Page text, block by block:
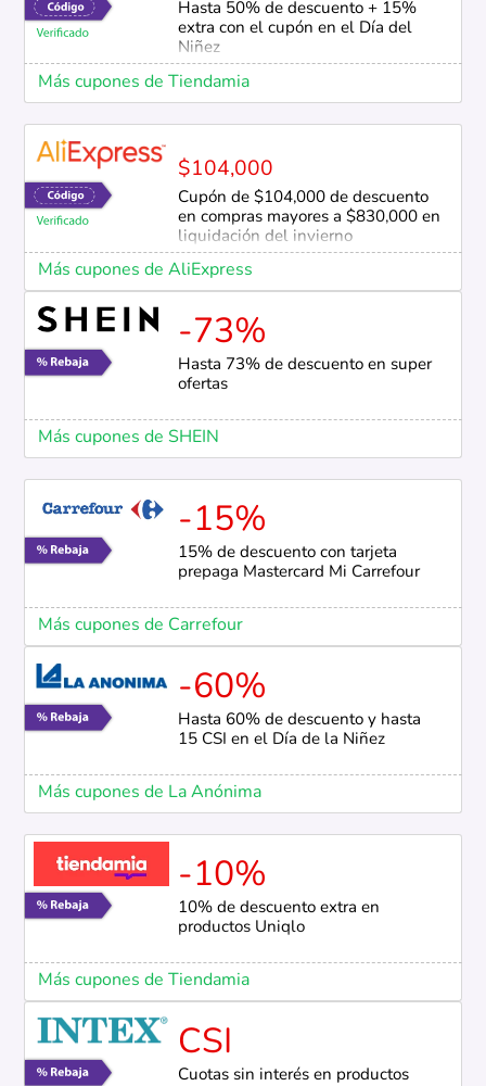
Hasta 50% de descuento + 15%
extra con el cupón en el Día del
Niñez
Más cupones de Tiendamia
$104,000
Cupón de $104,000 de descuento
en compras mayores a $830,000 en
liquidación del invierno
Más cupones de AliExpress
-73%
Hasta 73% de descuento en super
ofertas
Más cupones de SHEIN
-15%
15% de descuento con tarjeta
prepaga Mastercard Mi Carrefour
Más cupones de Carrefour
-60%
Hasta 60% de descuento y hasta
15 CSI en el Día de la Niñez
Más cupones de La Anónima
-10%
10% de descuento extra en
productos Uniqlo
Más cupones de Tiendamia
CSI
Cuotas sin interés en productos